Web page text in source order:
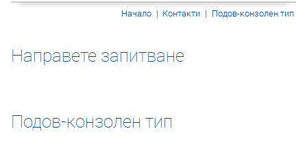
Начало | Контакти | Подов-конзолен тип
Направете запитване
Подов-конзолен тип